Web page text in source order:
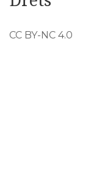
CC BY-NC 4.0